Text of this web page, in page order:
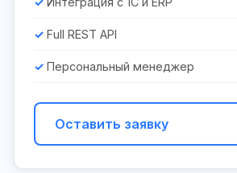
Full REST API
Персональный менеджер
Оставить заявку